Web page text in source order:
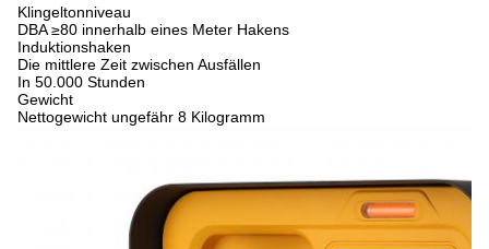
Klingeltonniveau
DBA ≥80 innerhalb eines Meter Hakens
Induktionshaken
Die mittlere Zeit zwischen Ausfällen
In 50.000 Stunden
Gewicht
Nettogewicht ungefähr 8 Kilogramm